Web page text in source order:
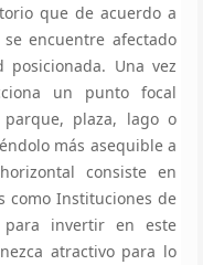
que de acuerdo a
encuentre afectado
Una vez
un punto focal
plaza, lago o
más asequible a
consiste en
como Instituciones de
para invertir en este
atractivo para lo